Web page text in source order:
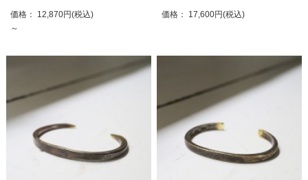
価格： 12,870円(税込)
～
価格： 17,600円(税込)